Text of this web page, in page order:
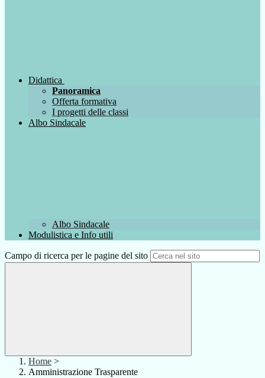
Didattica
Panoramica
Offerta formativa
I progetti delle classi
Albo Sindacale
Albo Sindacale
Modulistica e Info utili
Campo di ricerca per le pagine del sito
Home >
Amministrazione Trasparente